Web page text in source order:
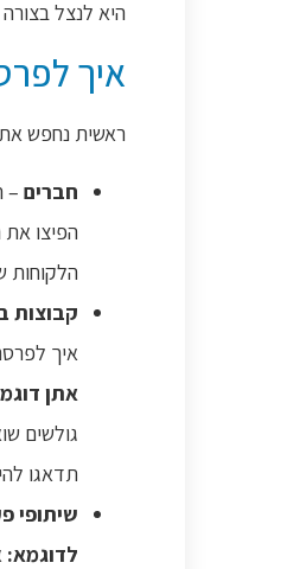
היא לנצל
איך
ראשית נחפש את
חברים –
הפיצו
הלקוחות
קבוצות
איך
אתן
גולשים
תדאגו
שיתופי
לדוגמא: